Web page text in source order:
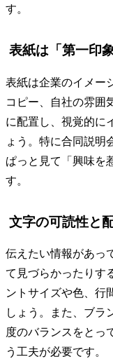
す。
表紙は「第一印
表紙は企業のイメー
コピー、自社の雰囲
に配置し、視覚的に
ょう。特に合同説明
ぱっと見て「興味を
す。
文字の可読性と
伝えたい情報があっ
て見づらかったりす
ントサイズや色、行
しょう。また、ブラ
度のバランスをとっ
う工夫が必要です。